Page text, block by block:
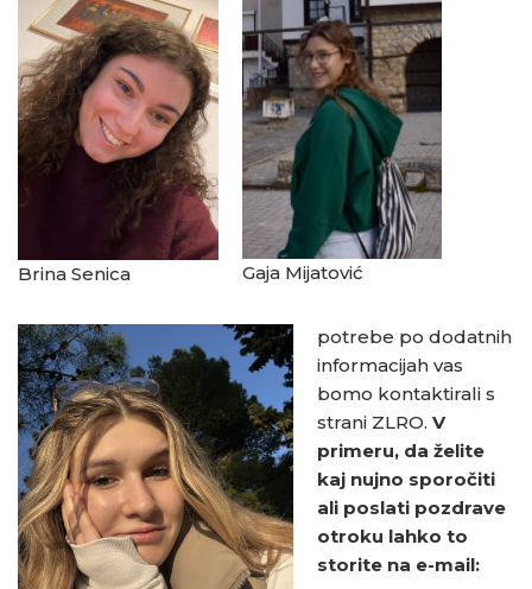
Brina Senica Gaja Mijatović
potrebe po dodatnih
informacijah vas
bomo kontaktirali s
strani ZLRO. V
primeru, da želite
kaj nujno sporočiti
ali poslati pozdrave
otroku lahko to
storite na e-mail: